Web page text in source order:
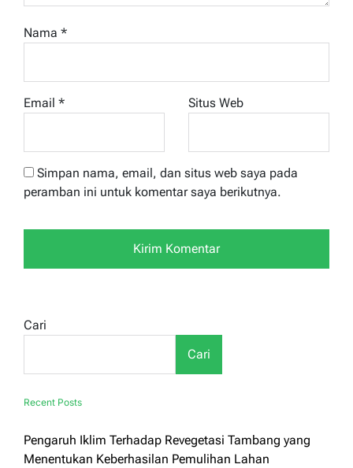
Nama *
Email * Situs Web
Simpan nama, email, dan situs web saya pada
peramban ini untuk komentar saya berikutnya.
Cari
Cari
Recent Posts
Pengaruh Iklim Terhadap Revegetasi Tambang yang
Menentukan Keberhasilan Pemulihan Lahan